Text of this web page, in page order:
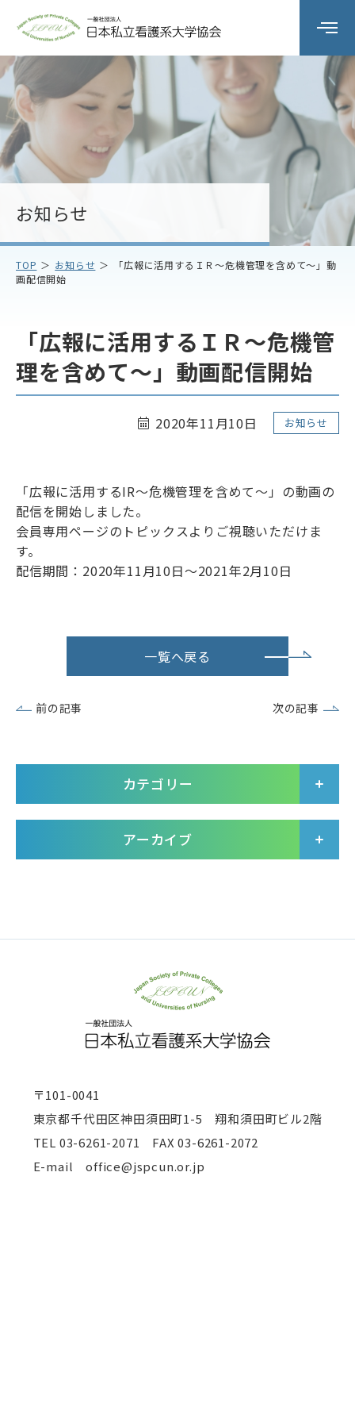
組織の概要
委員会活動
会員校情報
アクセス プライバシーポリシー
リンク
サイトマップ
お知らせ
TOP お知らせ
「広報に活用するＩＲ～危機管理を含めて～」動
画配信開始
「広報に活用するＩＲ～危機管
理を含めて～」動画配信開始
2020年11月10日 お知らせ
「広報に活用するIR～危機管理を含めて～」の動画の
配信を開始しました。
会員専用ページのトピックスよりご視聴いただけま
す。
配信期間：2020年11月10日～2021年2月10日
前の記事
一覧へ戻る
次の記事
カテゴリー
アーカイブ
〒101-0041
東京都千代田区神田須田町1-5 翔和須田町ビル2階
TEL 03-6261-2071 FAX 03-6261-2072
E-mail office@jspcun.or.jp